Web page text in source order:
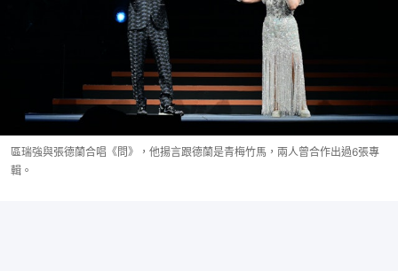
區瑞強與張德蘭合唱《問》，他揚言跟德蘭是青梅竹馬，兩人曾合作出過6張專
輯。